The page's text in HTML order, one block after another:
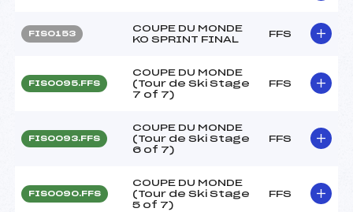
FIS0153
COUPE DU MONDE
KO SPRINT FINAL
FFS
FIS0095.FFS
COUPE DU MONDE
(Tour de Ski Stage
7 of 7)
FFS
FIS0093.FFS
COUPE DU MONDE
(Tour de Ski Stage
6 of 7)
FFS
FIS0090.FFS
COUPE DU MONDE
(Tour de Ski Stage
5 of 7)
FFS